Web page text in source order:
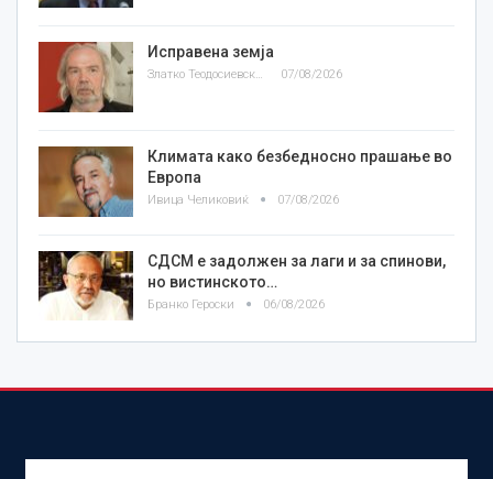
Исправена земја
Златко Теодосиевски 07/08/2026
Климата како безбедносно прашање во
Европа
Ивица Челиковиќ 07/08/2026
СДСМ е задолжен за лаги и за спинови,
но вистинското…
Бранко Героски 06/08/2026